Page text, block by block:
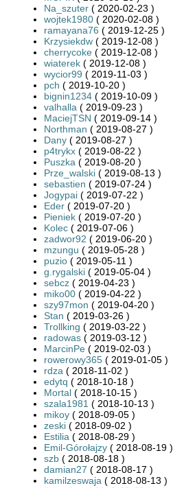
Na_szuter ( 2020-02-23 )
wojtek1980 ( 2020-02-08 )
ramayana76 ( 2019-12-25 )
Krzysiekdw ( 2019-12-08 )
cherrycoke ( 2019-12-08 )
wiaterek ( 2019-12-08 )
wycior99 ( 2019-11-03 )
pch ( 2019-10-20 )
bignin1234 ( 2019-10-09 )
valhalla ( 2019-09-23 )
MaciejTSN ( 2019-09-14 )
Northman ( 2019-08-27 )
Dany ( 2019-08-27 )
p4trykx ( 2019-08-22 )
Puszka ( 2019-08-20 )
Prze_walski ( 2019-08-13 )
sebastien ( 2019-07-24 )
Jogypai ( 2019-07-22 )
Eder ( 2019-07-20 )
Pieniek ( 2019-07-20 )
Kolec ( 2019-07-06 )
zadwor92 ( 2019-06-20 )
mzungu ( 2019-05-28 )
puzio ( 2019-05-11 )
g.rygalski ( 2019-05-04 )
sebcz ( 2019-04-23 )
miko00 ( 2019-04-22 )
szy97mon ( 2019-04-20 )
Stan ( 2019-03-26 )
Trollking ( 2019-03-22 )
radowas ( 2019-03-12 )
MarcinPe ( 2019-02-03 )
rowerowy365 ( 2019-01-05 )
rdza ( 2018-11-02 )
edytq ( 2018-10-18 )
Mortal ( 2018-10-15 )
szala1981 ( 2018-10-13 )
mikoy ( 2018-09-05 )
zeski ( 2018-09-02 )
Estilia ( 2018-08-29 )
Emil-Górołajzy ( 2018-08-19 )
szb ( 2018-08-18 )
damian27 ( 2018-08-17 )
kamilzeswaja ( 2018-08-13 )